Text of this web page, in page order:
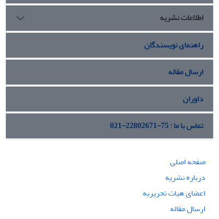
اطلاعات نشریه
راهنمای نویسندگان
ارسال مقاله
داوران
تماس با ما : 75-22802671-021
صفحه اصلی
درباره نشریه
اعضای هیات تحریریه
ارسال مقاله